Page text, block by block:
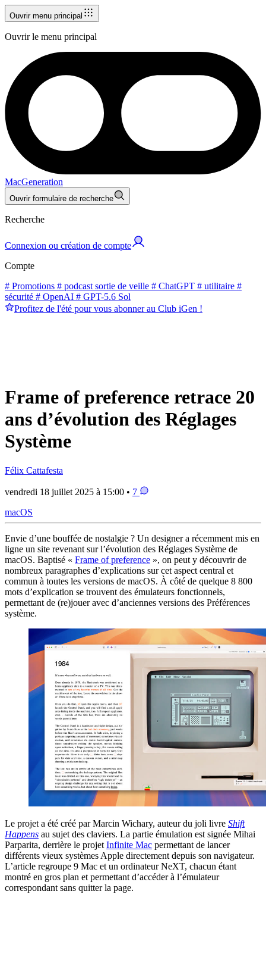
Ouvrir menu principal
Ouvrir le menu principal
MacGeneration
Ouvrir formulaire de recherche
Recherche
Connexion ou création de compte
Compte
# Promotions # podcast sortie de veille # ChatGPT # utilitaire #
sécurité # OpenAI # GPT-5.6 Sol
Profitez de l'été pour vous abonner au Club iGen !
Frame of preference retrace 20
ans d’évolution des Réglages
Système
Félix Cattafesta
vendredi 18 juillet 2025 à 15:00 • 7
macOS
Envie d’une bouffée de nostalgie ? Un designer a récemment mis en
ligne un site revenant sur l’évolution des Réglages Système de
macOS. Baptisé « Frame of preference », on peut y découvrir de
nombreux paragraphes d’explications sur cet aspect central et
commun à toutes les versions de macOS. À côté de quelque 8 800
mots d’explication se trouvent des émulateurs fonctionnels,
permettant de (re)jouer avec d’anciennes versions des Préférences
système.
Le projet a été créé par Marcin Wichary, auteur du joli livre Shift
Happens au sujet des claviers. La partie émulation est signée Mihai
Parparita, derrière le projet Infinite Mac permettant de lancer
différents vieux systèmes Apple directement depuis son navigateur.
L’article regroupe 9 Mac et un ordinateur NeXT, chacun étant
montré en gros plan et permettant d’accéder à l’émulateur
correspondant sans quitter la page.